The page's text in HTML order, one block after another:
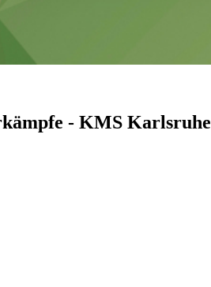
- KMS Karlsruhe